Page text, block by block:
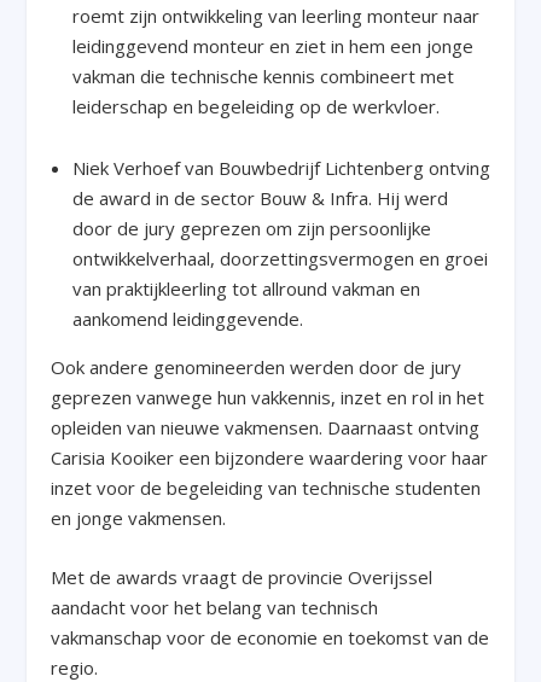
roemt zijn ontwikkeling van leerling monteur naar
leidinggevend monteur en ziet in hem een jonge
vakman die technische kennis combineert met
leiderschap en begeleiding op de werkvloer.
Niek Verhoef van Bouwbedrijf Lichtenberg ontving
de award in de sector Bouw & Infra. Hij werd
door de jury geprezen om zijn persoonlijke
ontwikkelverhaal, doorzettingsvermogen en groei
van praktijkleerling tot allround vakman en
aankomend leidinggevende.
Ook andere genomineerden werden door de jury
geprezen vanwege hun vakkennis, inzet en rol in het
opleiden van nieuwe vakmensen. Daarnaast ontving
Carisia Kooiker een bijzondere waardering voor haar
inzet voor de begeleiding van technische studenten
en jonge vakmensen.
Met de awards vraagt de provincie Overijssel
aandacht voor het belang van technisch
vakmanschap voor de economie en toekomst van de
regio.